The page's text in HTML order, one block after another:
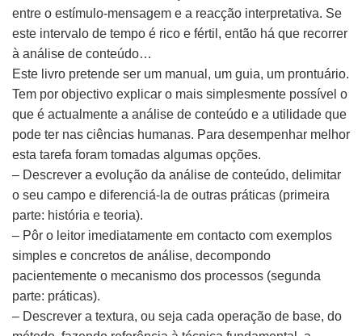
entre o estímulo-mensagem e a reacção interpretativa. Se
este intervalo de tempo é rico e fértil, então há que recorrer
à análise de conteúdo…
Este livro pretende ser um manual, um guia, um prontuário.
Tem por objectivo explicar o mais simplesmente possível o
que é actualmente a análise de conteúdo e a utilidade que
pode ter nas ciências humanas. Para desempenhar melhor
esta tarefa foram tomadas algumas opções.
– Descrever a evolução da análise de conteúdo, delimitar
o seu campo e diferenciá-la de outras práticas (primeira
parte: história e teoria).
– Pôr o leitor imediatamente em contacto com exemplos
simples e concretos de análise, decompondo
pacientemente o mecanismo dos processos (segunda
parte: práticas).
– Descrever a textura, ou seja cada operação de base, do